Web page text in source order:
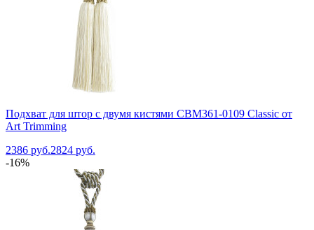
Подхват для штор с двумя кистями CBM361-0109 Classic от
Art Trimming
2386 руб.2824 руб.
-16%